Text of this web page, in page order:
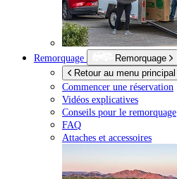
Remorquage
Remorquage
Retour au menu principal
Commencer une réservation
Vidéos explicatives
Conseils pour le remorquage
FAQ
Attaches et accessoires